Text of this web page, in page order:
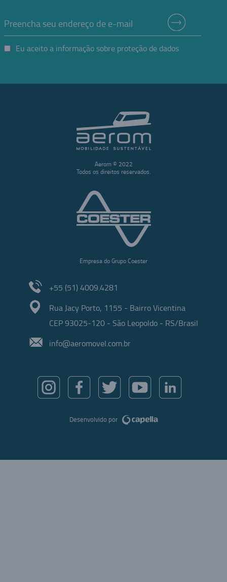
Eu aceito a informação sobre proteção de dados
Aerom © 2022
Todos os direitos reservados.
Empresa do Grupo Coester
+55 (51) 4009.4281
Rua Jacy Porto, 1155 - Bairro Vicentina
CEP 93025-120 - São Leopoldo - RS/Brasil
info@aeromovel.com.br
Desenvolvido por